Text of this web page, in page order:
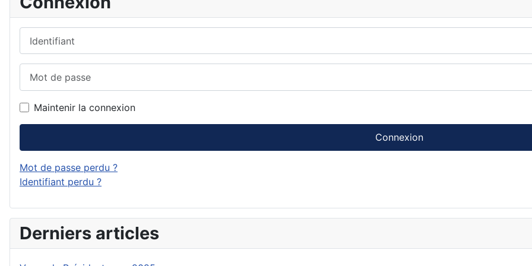
Maintenir la connexion
Connexion
Mot de passe perdu ?
Identifiant perdu ?
Derniers articles